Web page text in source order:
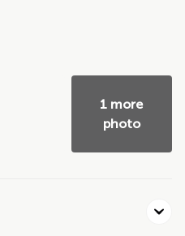
1 more
photo